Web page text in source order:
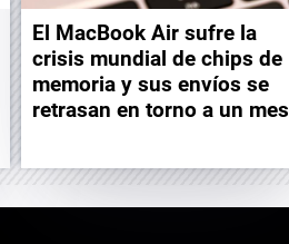
El MacBook Air sufre la
crisis mundial de chips de
memoria y sus envíos se
retrasan en torno a un mes